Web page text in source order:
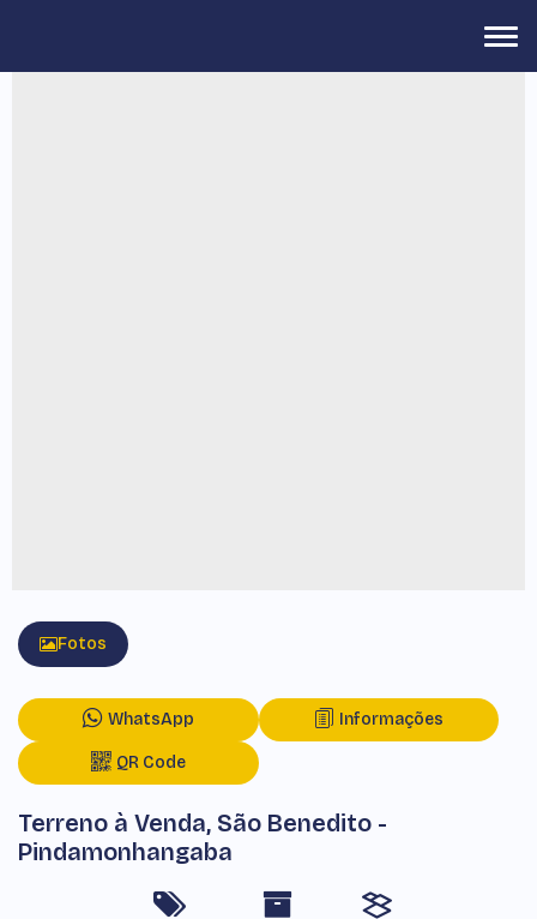
Fotos
WhatsApp Informações
QR Code
Terreno à Venda, São Benedito -
Pindamonhangaba